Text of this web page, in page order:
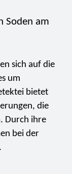
Soden am
sich auf die
um
bietet
die
Durch ihre
bei der